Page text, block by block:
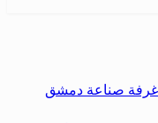
غرفة صناعة دمشق